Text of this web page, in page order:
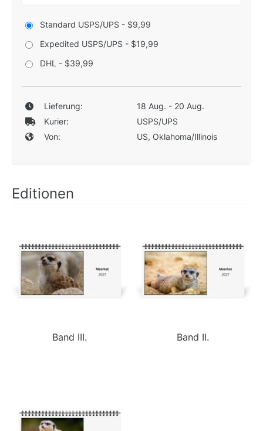
Standard USPS/UPS - $9,99
Expedited USPS/UPS - $19,99
DHL - $39,99
Lieferung:
18 Aug. - 20 Aug.
Kurier:
USPS/UPS
Von:
US, Oklahoma/Illinois
Editionen
Band III. Band II.